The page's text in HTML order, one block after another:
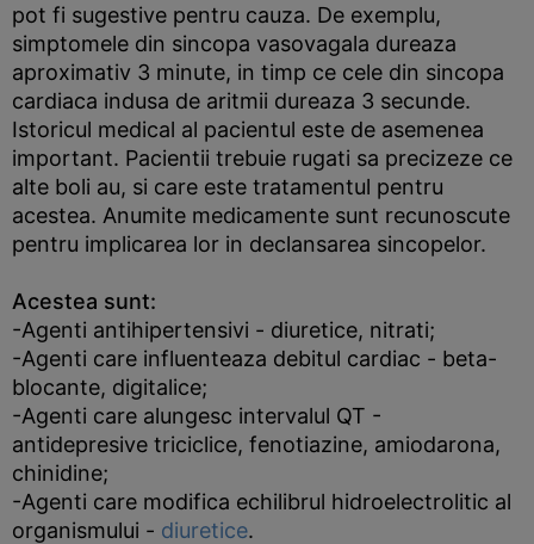
pot fi sugestive pentru cauza. De exemplu,
simptomele din sincopa vasovagala dureaza
aproximativ 3 minute, in timp ce cele din sincopa
cardiaca indusa de aritmii dureaza 3 secunde.
Istoricul medical al pacientul este de asemenea
important. Pacientii trebuie rugati sa precizeze ce
alte boli au, si care este tratamentul pentru
acestea. Anumite medicamente sunt recunoscute
pentru implicarea lor in declansarea sincopelor.
Acestea sunt:
-Agenti antihipertensivi - diuretice, nitrati;
-Agenti care influenteaza debitul cardiac - beta-
blocante, digitalice;
-Agenti care alungesc intervalul QT -
antidepresive triciclice, fenotiazine, amiodarona,
chinidine;
-Agenti care modifica echilibrul hidroelectrolitic al
organismului - diuretice.